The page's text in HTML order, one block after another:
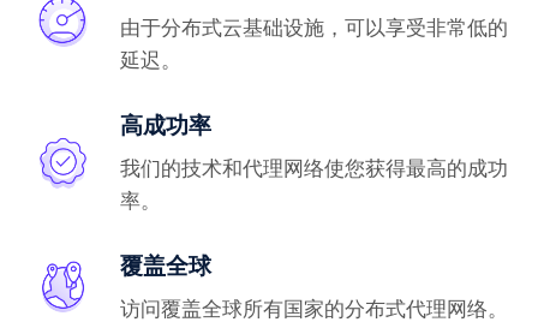
由于分布式云基础设施，可以享受非常低的
延迟。
高成功率
我们的技术和代理网络使您获得最高的成功
率。
覆盖全球
访问覆盖全球所有国家的分布式代理网络。